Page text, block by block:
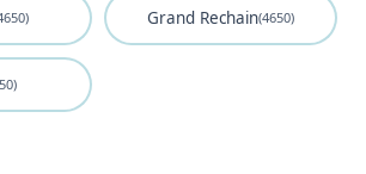
Grand Rechain(4650)